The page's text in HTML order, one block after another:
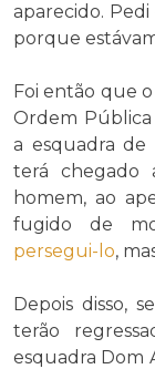
aparecido.
porque
Foi então que
Ordem
a esquadra de
terá chegado
homem, ao
fugido de
persegui-lo,
Depois disso,
terão
esquadra Dom